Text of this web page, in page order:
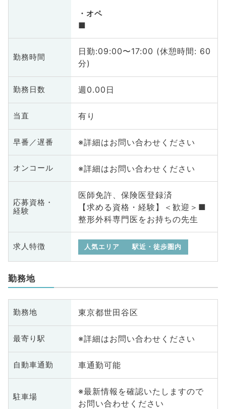
オペ
■
勤務時間
日勤:09:00〜17:00 (休憩時間: 60
分)
勤務日数 週0.00日
当直 有り
早番／遅番 ※詳細はお問い合わせください
オンコール ※詳細はお問い合わせください
応募資格・
経験
医師免許、保険医登録済
【求める資格・経験】＜歓迎＞■
整形外科専門医をお持ちの先生
求人特徴 人気エリア 駅近・徒歩圏内
勤務地
勤務地 東京都世田谷区
最寄り駅 ※詳細はお問い合わせください
自動車通勤 車通勤可能
駐車場
※最新情報を確認いたしますので
お問い合わせください